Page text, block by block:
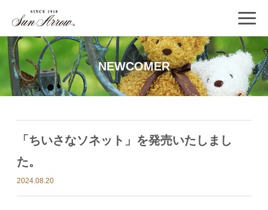
NEWCOMER
「ちいさなソネット」を発売いたしまし
た。
2024.08.20